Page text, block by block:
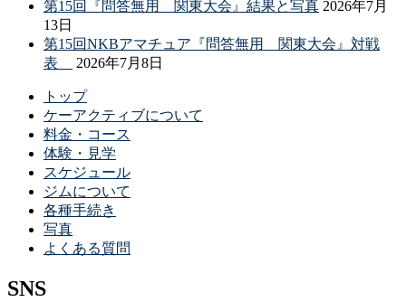
第15回『問答無用 関東大会』結果と写真 2026年7月
13日
第15回NKBアマチュア『問答無用 関東大会』対戦
表
2026年7月8日
トップ
ケーアクティブについて
料金・コース
体験・見学
スケジュール
ジムについて
各種手続き
写真
よくある質問
SNS